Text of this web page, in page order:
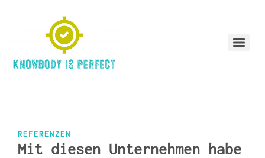
REFERENZEN
Mit diesen Unternehmen habe